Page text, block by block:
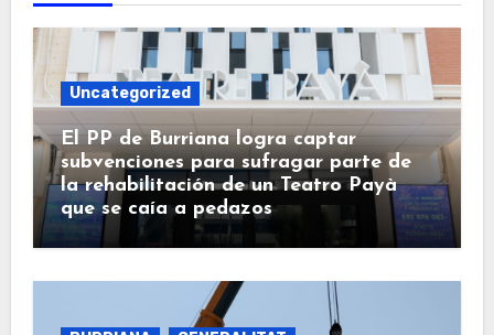
Uncategorized
El PP de Burriana logra captar
subvenciones para sufragar parte de
la rehabilitación de un Teatro Payà
que se caía a pedazos